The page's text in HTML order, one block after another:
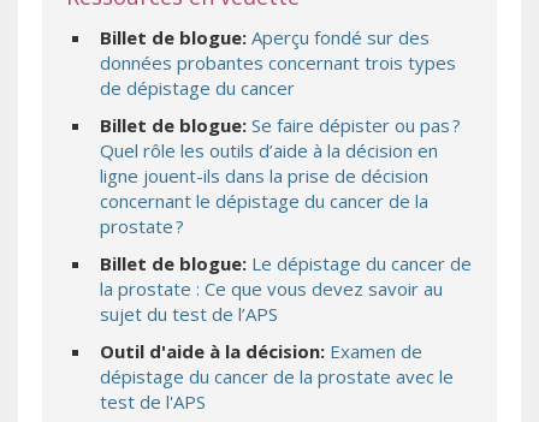
Billet de blogue: Aperçu fondé sur des
données probantes concernant trois types
de dépistage du cancer
Billet de blogue: Se faire dépister ou pas ?
Quel rôle les outils d’aide à la décision en
ligne jouent-ils dans la prise de décision
concernant le dépistage du cancer de la
prostate ?
Billet de blogue: Le dépistage du cancer de
la prostate : Ce que vous devez savoir au
sujet du test de l’APS
Outil d'aide à la décision: Examen de
dépistage du cancer de la prostate avec le
test de l'APS